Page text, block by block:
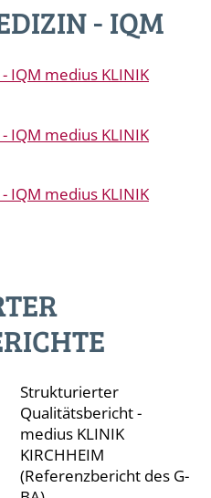
- IQM
IQM medius KLINIK
IQM medius KLINIK
IQM medius KLINIK
Strukturierter
Qualitätsbericht -
medius KLINIK
KIRCHHEIM
(Referenzbericht des G-